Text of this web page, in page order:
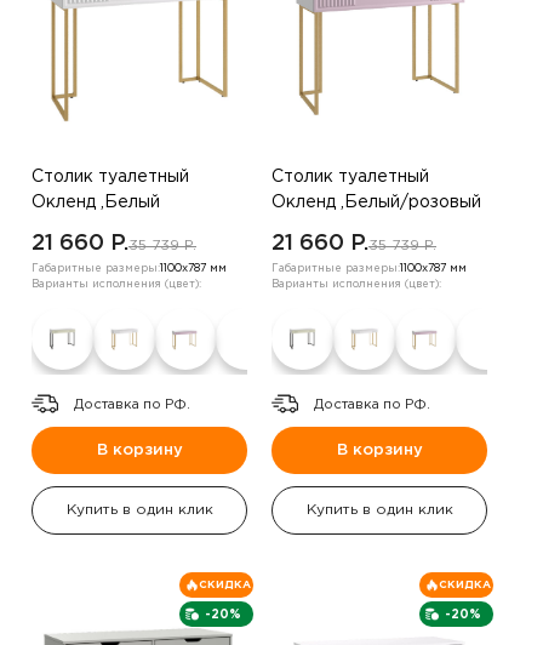
Столик туалетный
Окленд ,Белый
21 660 P.35 739 P.
Габаритные размеры: 1100х787 мм
Варианты исполнения (цвет):
Доставка по РФ.
В корзину
Купить в один клик
Столик туалетный
Окленд ,Белый/розовый
21 660 P.35 739 P.
Габаритные размеры: 1100х787 мм
Варианты исполнения (цвет):
Доставка по РФ.
В корзину
Купить в один клик
-20%
СКИДКА
-20%
СКИДКА